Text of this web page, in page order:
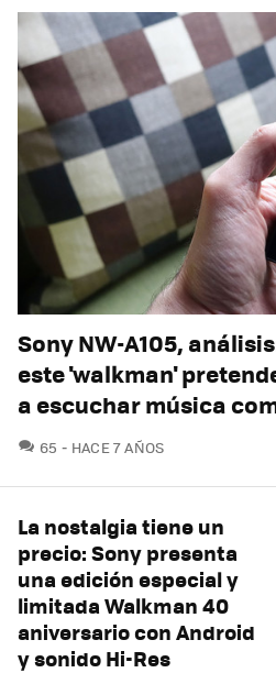
Sony NW-A105,
este 'walkman'
a escuchar música
65 COMENTARIOS
HACE 7 AÑOS
La nostalgia tiene un
precio: Sony presenta
una edición especial y
limitada Walkman 40
aniversario con Android
y sonido Hi-Res